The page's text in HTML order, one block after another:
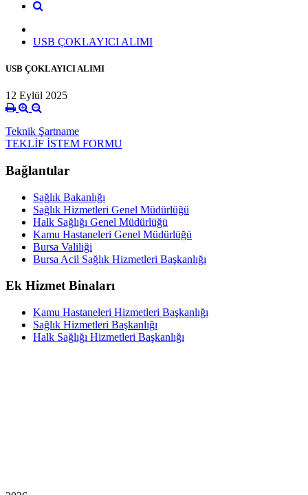
USB ÇOKLAYICI ALIMI
USB ÇOKLAYICI ALIMI
12 Eylül 2025
Teknik Şartname
TEKLİF İSTEM FORMU
Bağlantılar
Sağlık Bakanlığı
Sağlık Hizmetleri Genel Müdürlüğü
Halk Sağlığı Genel Müdürlüğü
Kamu Hastaneleri Genel Müdürlüğü
Bursa Valiliği
Bursa Acil Sağlık Hizmetleri Başkanlığı
Ek Hizmet Binaları
Kamu Hastaneleri Hizmetleri Başkanlığı
Sağlık Hizmetleri Başkanlığı
Halk Sağlığı Hizmetleri Başkanlığı